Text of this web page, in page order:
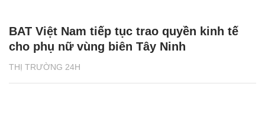
THỊ TRƯỜNG 24H
BAT Việt Nam tiếp tục trao quyền kinh tế
cho phụ nữ vùng biên Tây Ninh